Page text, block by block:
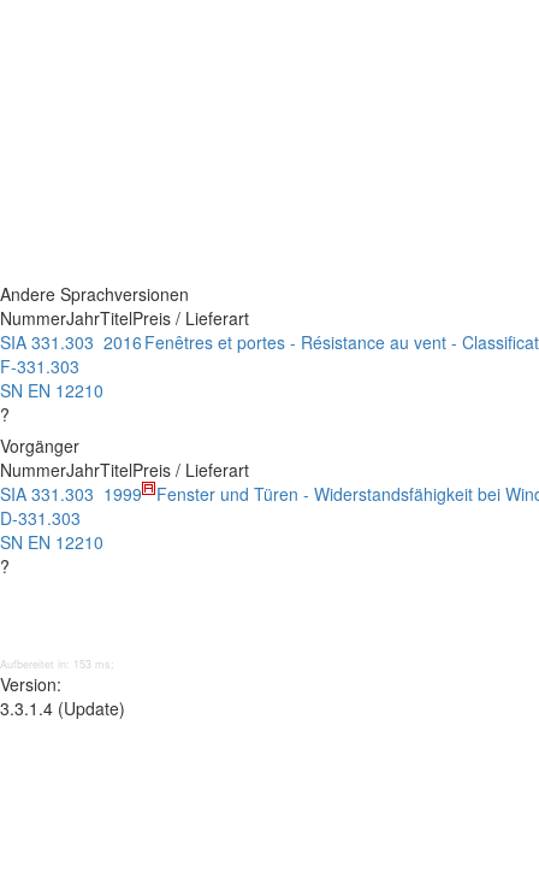
Andere Sprachversionen
NummerJahrTitelPreis / Lieferart
SIA 331.303
F-331.303
SN EN 12210
?
2016 Fenêtres et portes - Résistance au vent -
Vorgänger
NummerJahrTitelPreis / Lieferart
SIA 331.303
D-331.303
SN EN 12210
?
1999 Fenster und Türen - Widerstandsfähigkeit bei
Aufbereitet in: 153 ms;
Version:
3.3.1.4 (Update)